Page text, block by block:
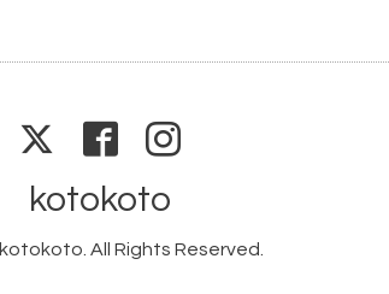
kotokoto
kotokoto . All Rights Reserved.